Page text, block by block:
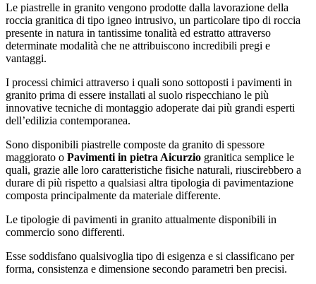
Le piastrelle in granito vengono prodotte dalla lavorazione della
roccia granitica di tipo igneo intrusivo, un particolare tipo di roccia
presente in natura in tantissime tonalità ed estratto attraverso
determinate modalità che ne attribuiscono incredibili pregi e
vantaggi.
I processi chimici attraverso i quali sono sottoposti i pavimenti in
granito prima di essere installati al suolo rispecchiano le più
innovative tecniche di montaggio adoperate dai più grandi esperti
dell’edilizia contemporanea.
Sono disponibili piastrelle composte da granito di spessore
maggiorato o Pavimenti in pietra Aicurzio granitica semplice le
quali, grazie alle loro caratteristiche fisiche naturali, riuscirebbero a
durare di più rispetto a qualsiasi altra tipologia di pavimentazione
composta principalmente da materiale differente.
Le tipologie di pavimenti in granito attualmente disponibili in
commercio sono differenti.
Esse soddisfano qualsivoglia tipo di esigenza e si classificano per
forma, consistenza e dimensione secondo parametri ben precisi.